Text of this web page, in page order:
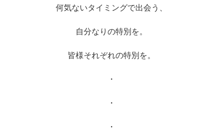
何気ないタイミングで出会う、
自分なりの特別を。
皆様それぞれの特別を。
・
・
・